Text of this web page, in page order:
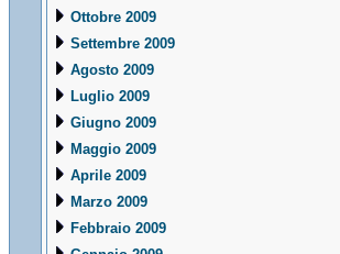
Ottobre 2009
Settembre 2009
Agosto 2009
Luglio 2009
Giugno 2009
Maggio 2009
Aprile 2009
Marzo 2009
Febbraio 2009